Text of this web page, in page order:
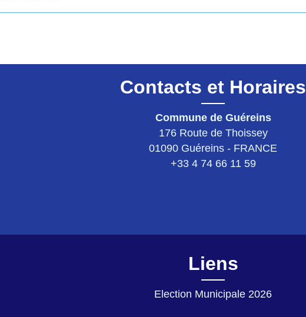
Contacts et Horaires
Commune de Guéreins
176 Route de Thoissey
01090 Guéreins - FRANCE
+33 4 74 66 11 59
Liens
Election Municipale 2026